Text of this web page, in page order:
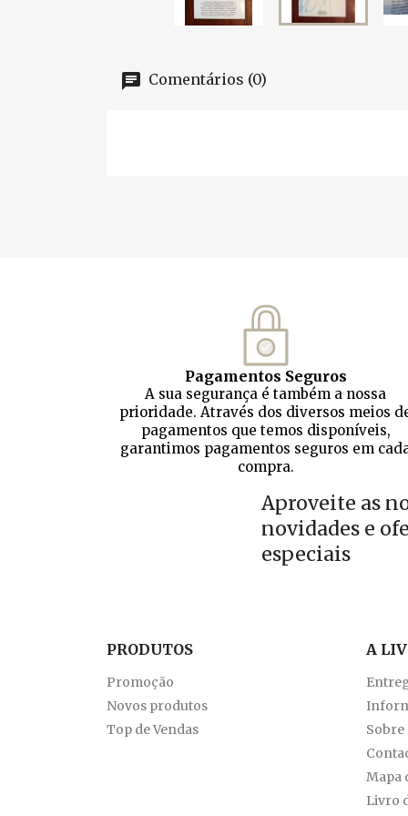
Comentários (0)
Pagamentos Seguros
A sua segurança é também a nossa
prioridade. Através dos diversos meios
pagamentos que temos disponíveis,
garantimos pagamentos seguros em
compra.
Aproveite as
novidades e
especiais
PRODUTOS
Promoção
Novos produtos
Top de Vendas
A
Sobre
Mapa
Livro